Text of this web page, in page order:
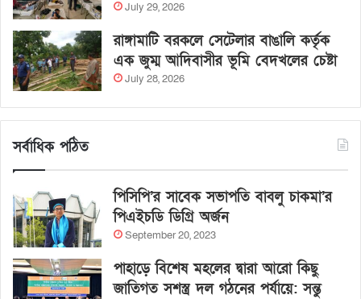
July 29, 2026
রাঙ্গামাটি বরকলে সেটেলার বাঙালি কর্তৃক
এক জুম্ম আদিবাসীর ভূমি বেদখলের চেষ্টা
July 28, 2026
সর্বাধিক পঠিত
পিসিপি’র সাবেক সভাপতি বাবলু চাকমা’র
পিএইচডি ডিগ্রি অর্জন
September 20, 2023
পাহাড়ে বিশেষ মহলের দ্বারা আরো কিছু
জাতিগত সশস্ত্র দল গঠনের পর্যায়ে: সন্তু